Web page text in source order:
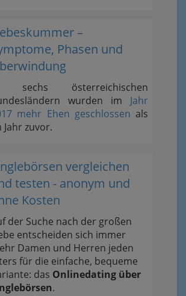
–
Phasen und
sechs österreichischen
wurden im Jahr
mehr Ehen geschlossen als
Jahr zuvor.
vergleichen
testen - anonym und
Kosten
der Suche nach der großen
entscheiden sich immer
Damen und Herren jeden
für die einfache, bequeme
das Onlinedating über
.